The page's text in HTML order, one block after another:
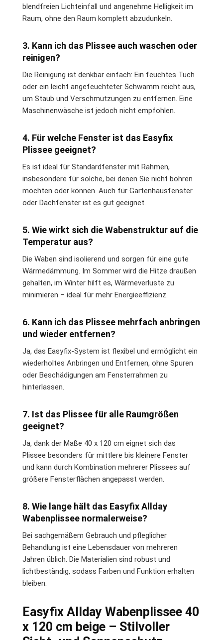
blendfreien Lichteinfall und angenehme Helligkeit im
Raum, ohne den Raum komplett abzudunkeln.
3. Kann ich das Plissee auch waschen oder
reinigen?
Die Reinigung ist denkbar einfach: Ein feuchtes Tuch
oder ein leicht angefeuchteter Schwamm reicht aus,
um Staub und Verschmutzungen zu entfernen. Eine
Maschinenwäsche ist jedoch nicht empfohlen.
4. Für welche Fenster ist das Easyfix
Plissee geeignet?
Es ist ideal für Standardfenster mit Rahmen,
insbesondere für solche, bei denen Sie nicht bohren
möchten oder können. Auch für Gartenhausfenster
oder Dachfenster ist es gut geeignet.
5. Wie wirkt sich die Wabenstruktur auf die
Temperatur aus?
Die Waben sind isolierend und sorgen für eine gute
Wärmedämmung. Im Sommer wird die Hitze draußen
gehalten, im Winter hilft es, Wärmeverluste zu
minimieren – ideal für mehr Energieeffizienz.
6. Kann ich das Plissee mehrfach anbringen
und wieder entfernen?
Ja, das Easyfix-System ist flexibel und ermöglicht ein
wiederholtes Anbringen und Entfernen, ohne Spuren
oder Beschädigungen am Fensterrahmen zu
hinterlassen.
7. Ist das Plissee für alle Raumgrößen
geeignet?
Ja, dank der Maße 40 x 120 cm eignet sich das
Plissee besonders für mittlere bis kleinere Fenster
und kann durch Kombination mehrerer Plissees auf
größere Fensterflächen angepasst werden.
8. Wie lange hält das Easyfix Allday
Wabenplissee normalerweise?
Bei sachgemäßem Gebrauch und pfleglicher
Behandlung ist eine Lebensdauer von mehreren
Jahren üblich. Die Materialien sind robust und
lichtbeständig, sodass Farben und Funktion erhalten
bleiben.
Easyfix Allday Wabenplissee 40
x 120 cm beige – Stilvoller